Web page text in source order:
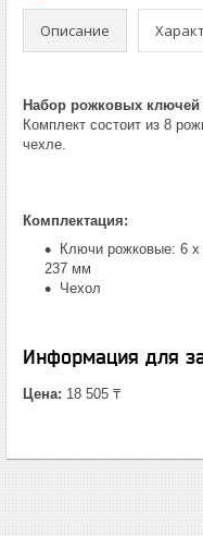
Описание
Набор рожковых ключей
Комплект состоит из 8
чехле.
Комплектация:
Ключи рожковые: 6
237 мм
Чехол
Информация для
Цена: 18 505 ₸